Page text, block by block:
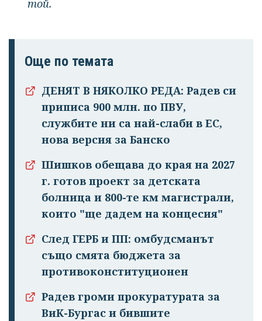
той.
Още по темата
ДЕНЯТ В НЯКОЛКО РЕДА: Радев си
приписа 900 млн. по ПВУ,
службите ни са най-слаби в ЕС,
нова версия за Банско
Шишков обещава до края на 2027
г. готов проект за детската
болница и 800-те км магистрали,
които "ще дадем на концесия"
След ГЕРБ и ПП: омбудсманът
също смята бюджета за
противоконституционен
Радев громи прокуратурата за
ВиК-Бургас и бившите